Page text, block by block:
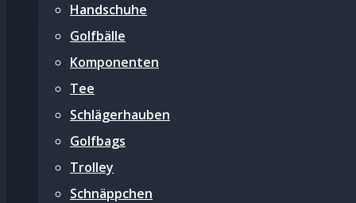
Handschuhe
Golfbälle
Komponenten
Tee
Schlägerhauben
Golfbags
Trolley
Schnäppchen